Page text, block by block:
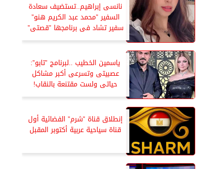
نانسى إبراهيم..تستضيف سعادة
السفير ”محمد عبد الكريم هنو”
سفير تشاد فى برنامجها ”قصتى”
ياسمين الخطيب ..لبرنامج ”تابو”:
عصبيتى وتسرعى أكبر مشاكل
حياتى ولست مقتنعة بالنقاب!
إنطلاق قناة ”شرم” الفضائية أول
قناة سياحية عربية أكتوبر المقبل